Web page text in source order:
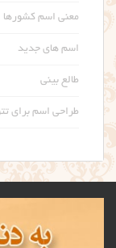
معنی اسم کشورها
اسم های جدید
طالع بینی
طراحی اسم برای